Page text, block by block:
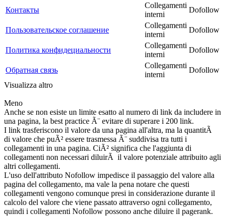
Контакты
Collegamenti
interni
Dofollow
Пользовательское соглашение
Collegamenti
interni
Dofollow
Политика конфидециальности
Collegamenti
interni
Dofollow
Обратная связь
Collegamenti
interni
Dofollow
Visualizza altro
Meno
Anche se non esiste un limite esatto al numero di link da includere in
una pagina, la best practice Ã¨ evitare di superare i 200 link.
I link trasferiscono il valore da una pagina all'altra, ma la quantitÃ
di valore che puÃ² essere trasmessa Ã¨ suddivisa tra tutti i
collegamenti in una pagina. CiÃ² significa che l'aggiunta di
collegamenti non necessari diluirÃ il valore potenziale attribuito agli
altri collegamenti.
L'uso dell'attributo Nofollow impedisce il passaggio del valore alla
pagina del collegamento, ma vale la pena notare che questi
collegamenti vengono comunque presi in considerazione durante il
calcolo del valore che viene passato attraverso ogni collegamento,
quindi i collegamenti Nofollow possono anche diluire il pagerank.